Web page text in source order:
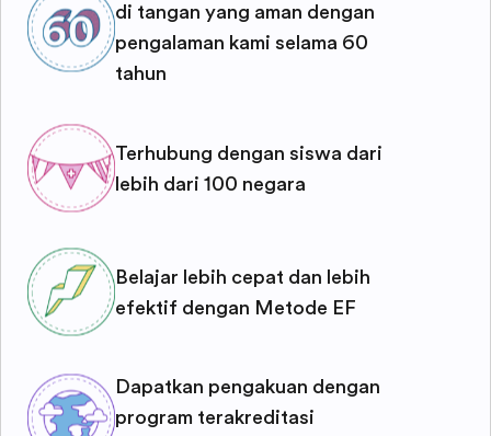
di tangan yang aman dengan
pengalaman kami selama 60
tahun
Terhubung dengan siswa dari
lebih dari 100 negara
Belajar lebih cepat dan lebih
efektif dengan Metode EF
Dapatkan pengakuan dengan
program terakreditasi